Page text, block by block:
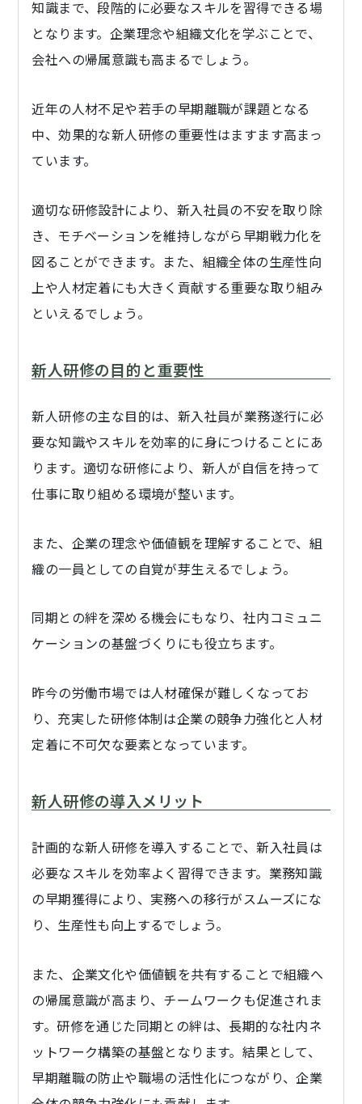
知識まで、段階的に必要なスキルを習得できる場
となります。企業理念や組織文化を学ぶことで、
会社への帰属意識も高まるでしょう。
近年の人材不足や若手の早期離職が課題となる
中、効果的な新人研修の重要性はますます高まっ
ています。
適切な研修設計により、新入社員の不安を取り除
き、モチベーションを維持しながら早期戦力化を
図ることができます。また、組織全体の生産性向
上や人材定着にも大きく貢献する重要な取り組み
といえるでしょう。
新人研修の目的と重要性
新人研修の主な目的は、新入社員が業務遂行に必
要な知識やスキルを効率的に身につけることにあ
ります。適切な研修により、新人が自信を持って
仕事に取り組める環境が整います。
また、企業の理念や価値観を理解することで、組
織の一員としての自覚が芽生えるでしょう。
同期との絆を深める機会にもなり、社内コミュニ
ケーションの基盤づくりにも役立ちます。
昨今の労働市場では人材確保が難しくなってお
り、充実した研修体制は企業の競争力強化と人材
定着に不可欠な要素となっています。
新人研修の導入メリット
計画的な新人研修を導入することで、新入社員は
必要なスキルを効率よく習得できます。業務知識
の早期獲得により、実務への移行がスムーズにな
り、生産性も向上するでしょう。
また、企業文化や価値観を共有することで組織へ
の帰属意識が高まり、チームワークも促進されま
す。研修を通じた同期との絆は、長期的な社内ネ
ットワーク構築の基盤となります。結果として、
早期離職の防止や職場の活性化につながり、企業